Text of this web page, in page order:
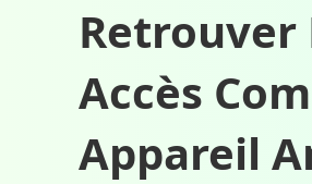
Retrouver
Accès
Appareil